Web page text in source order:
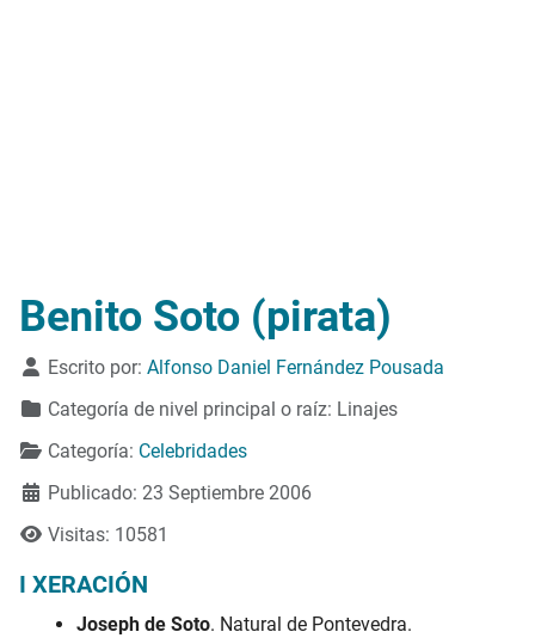
Benito Soto (pirata)
Detalles
Escrito por: Alfonso Daniel Fernández Pousada
Categoría de nivel principal o raíz: Linajes
Categoría: Celebridades
Publicado: 23 Septiembre 2006
Visitas: 10581
I XERACIÓN
Joseph de Soto. Natural de Pontevedra.